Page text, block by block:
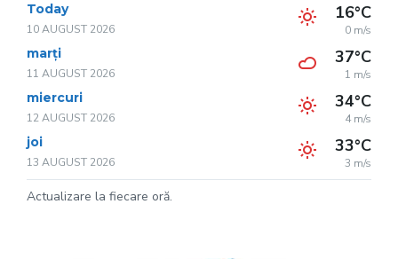
Today
10 AUGUST 2026
16°C
0 m/s
marți
11 AUGUST 2026
37°C
1 m/s
miercuri
12 AUGUST 2026
34°C
4 m/s
joi
13 AUGUST 2026
33°C
3 m/s
Actualizare la fiecare oră.